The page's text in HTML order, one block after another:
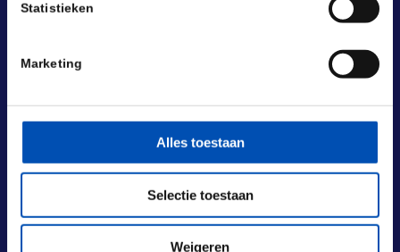
Statistieken
Marketing
Alles toestaan
Selectie toestaan
Weigeren
BEZOEKADRES
2593 BM Den Haag
info@hollandbio.nl